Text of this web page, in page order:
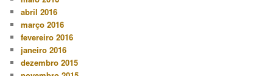
abril 2016
março 2016
fevereiro 2016
janeiro 2016
dezembro 2015